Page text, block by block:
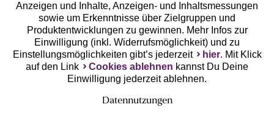
Unsere Apps
Anzeigen und Inhalte, Anzeigen- und Inhaltsmessungen
sowie um Erkenntnisse über Zielgruppen und
Produktentwicklungen zu gewinnen. Mehr Infos zur
Einwilligung (inkl. Widerrufsmöglichkeit) und zu
Einstellungsmöglichkeiten gibt’s jederzeit
hier. Mit Klick
auf den Link
Cookies ablehnen kannst Du Deine
Einwilligung jederzeit ablehnen.
Datennutzungen